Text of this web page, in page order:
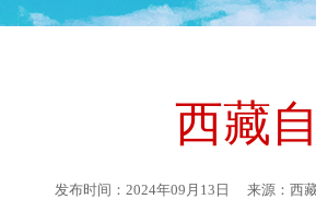
西藏
发布时间： 2024年09月13日 来源： 西